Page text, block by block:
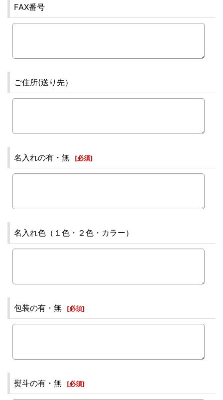
FAX番号
ご住所(送り先）
名入れの有・無 [必須]
名入れ色（１色・２色・カラー）
包装の有・無 [必須]
熨斗の有・無 [必須]